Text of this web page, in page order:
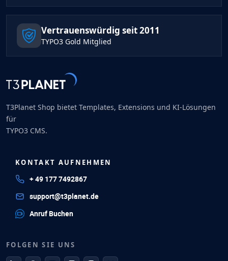
Vertrauenswürdig seit 2011
TYPO3 Gold Mitglied
T3Planet Shop bietet Templates, Extensions und KI-Lösungen
für
TYPO3 CMS.
KONTAKT AUFNEHMEN
+ 49 177 7492867
support@t3planet.de
Anruf Buchen
FOLGEN SIE UNS